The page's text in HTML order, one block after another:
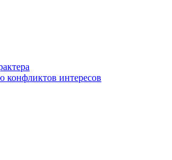
интересов